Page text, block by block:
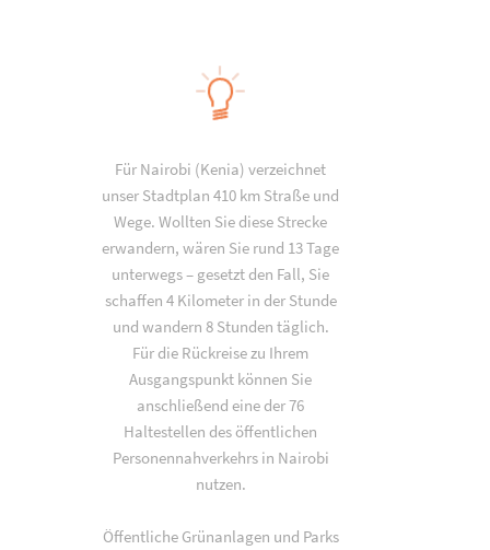
Für Nairobi (Kenia) verzeichnet
unser Stadtplan 410 km Straße und
Wege. Wollten Sie diese Strecke
erwandern, wären Sie rund 13 Tage
unterwegs – gesetzt den Fall, Sie
schaffen 4 Kilometer in der Stunde
und wandern 8 Stunden täglich.
Für die Rückreise zu Ihrem
Ausgangspunkt können Sie
anschließend eine der 76
Haltestellen des öffentlichen
Personennahverkehrs in Nairobi
nutzen.
Öffentliche Grünanlagen und Parks